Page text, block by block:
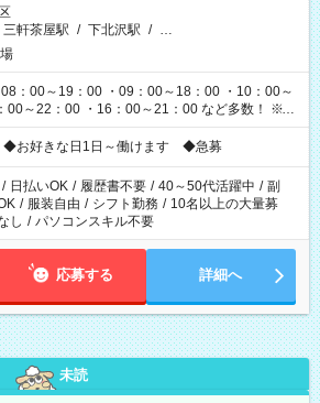
三軒茶屋駅 / 下北沢駅 / …
：00～19：00 ・09：00～18：00 ・10：00～
22：00 ・16：00～21：00 など多数！ ※お
時間が異なります
お好きな日1日～働けます ◆急募
/ 日払いOK / 履歴書不要 / 40～50代活躍中 / 副
/ 服装自由 / シフト勤務 / 10名以上の大量募
し / パソコンスキル不要
応募する 詳細へ
未読